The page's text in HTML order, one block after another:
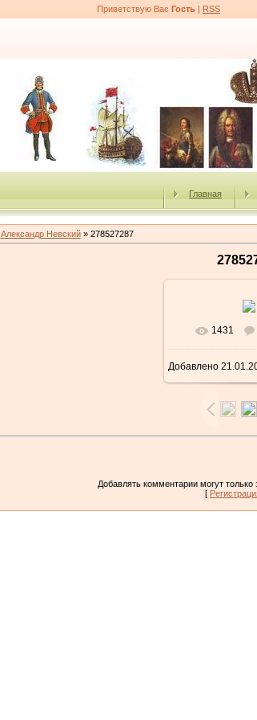
Приветствую Вас Гость | RSS
Главная
Александр Невский» 278527287
1431
Добавлено
Добавлять комментарии могут только
[